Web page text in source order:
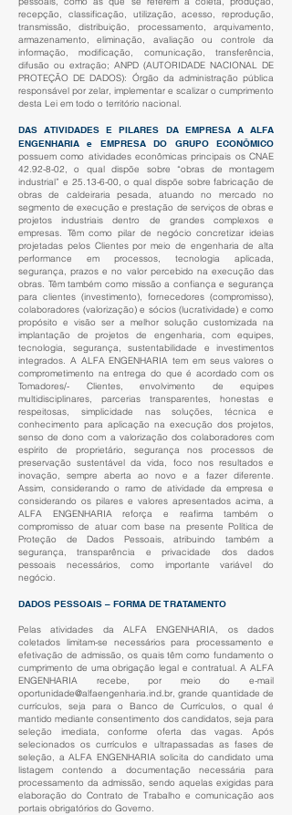
recepção, classificação, utilização, acesso, reprodução,
transmissão, distribuição, processamento, arquivamento,
armazenamento, eliminação, avaliação ou controle da
informação, modificação, comunicação, transferência,
difusão ou extração; ANPD (AUTORIDADE NACIONAL DE
PROTEÇÃO DE DADOS): Órgão da administração pública
responsável por zelar, implementar e scalizar o cumprimento
desta Lei em todo o território nacional.
DAS ATIVIDADES E PILARES DA EMPRESA A ALFA
ENGENHARIA e EMPRESA DO GRUPO ECONÔMICO
possuem como atividades econômicas principais os CNAE
42.92-8-02, o qual dispõe sobre “obras de montagem
industrial” e 25.13-6-00, o qual dispõe sobre fabricação de
obras de caldeiraria pesada, atuando no mercado no
segmento de execução e prestação de serviços de obras e
projetos industriais dentro de grandes complexos e
empresas. Têm como pilar de negócio concretizar ideias
projetadas pelos Clientes por meio de engenharia de alta
performance em processos, tecnologia aplicada,
segurança, prazos e no valor percebido na execução das
obras. Têm também como missão a confiança e segurança
para clientes (investimento), fornecedores (compromisso),
colaboradores (valorização) e sócios (lucratividade) e como
propósito e visão ser a melhor solução customizada na
implantação de projetos de engenharia, com equipes,
tecnologia, segurança, sustentabilidade e investimentos
integrados. A ALFA ENGENHARIA tem em seus valores o
comprometimento na entrega do que é acordado com os
Tomadores/- Clientes, envolvimento de equipes
multidisciplinares, parcerias transparentes, honestas e
respeitosas, simplicidade nas soluções, técnica e
conhecimento para aplicação na execução dos projetos,
senso de dono com a valorização dos colaboradores com
espírito de proprietário, segurança nos processos de
preservação sustentável da vida, foco nos resultados e
inovação, sempre aberta ao novo e a fazer diferente.
Assim, considerando o ramo de atividade da empresa e
considerando os pilares e valores apresentados acima, a
ALFA ENGENHARIA reforça e reafirma também o
compromisso de atuar com base na presente Política de
Proteção de Dados Pessoais, atribuindo também a
segurança, transparência e privacidade dos dados
pessoais necessários, como importante variável do
negócio.
DADOS PESSOAIS – FORMA DE TRATAMENTO
Pelas atividades da ALFA ENGENHARIA, os dados
coletados limitam-se necessários para processamento e
efetivação de admissão, os quais têm como fundamento o
cumprimento de uma obrigação legal e contratual. A ALFA
ENGENHARIA recebe, por meio do e-mail
oportunidade@alfaengenharia.ind.br, grande quantidade de
currículos, seja para o Banco de Currículos, o qual é
mantido mediante consentimento dos candidatos, seja para
seleção imediata, conforme oferta das vagas. Após
selecionados os currículos e ultrapassadas as fases de
seleção, a ALFA ENGENHARIA solicita do candidato uma
listagem contendo a documentação necessária para
processamento da admissão, sendo aquelas exigidas para
elaboração do Contrato de Trabalho e comunicação aos
portais obrigatórios do Governo.